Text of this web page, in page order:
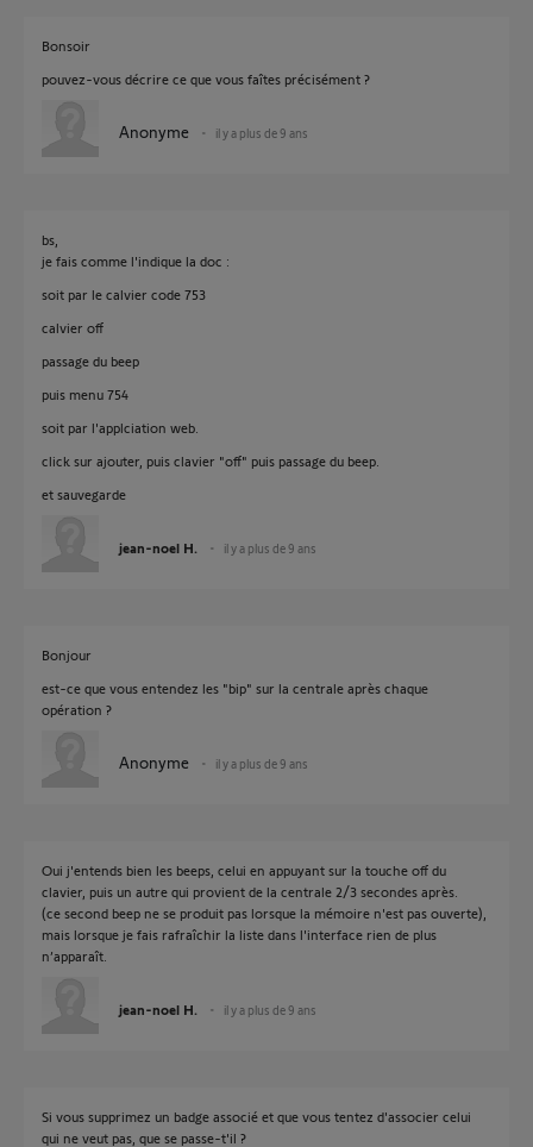
Bonsoir
pouvez-vous décrire ce que vous faîtes précisément ?
Anonyme il y a plus de 9 ans
bs,
je fais comme l'indique la doc :
soit par le calvier code 753
calvier off
passage du beep
puis menu 754
soit par l'applciation web.
click sur ajouter, puis clavier "off" puis passage du beep.
et sauvegarde
jean-noel H. il y a plus de 9 ans
Bonjour
est-ce que vous entendez les "bip" sur la centrale après chaque
opération ?
Anonyme il y a plus de 9 ans
Oui j'entends bien les beeps, celui en appuyant sur la touche off du
clavier, puis un autre qui provient de la centrale 2/3 secondes après.
(ce second beep ne se produit pas lorsque la mémoire n'est pas ouverte),
mais lorsque je fais rafraîchir la liste dans l'interface rien de plus
n’apparaît.
jean-noel H. il y a plus de 9 ans
Si vous supprimez un badge associé et que vous tentez d'associer celui
qui ne veut pas, que se passe-t'il ?